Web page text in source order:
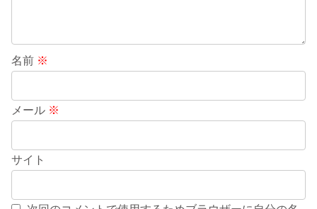
名前 ※
メール ※
サイト